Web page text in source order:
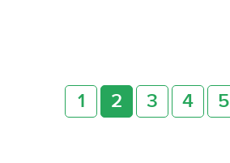
1 2 3 4 5